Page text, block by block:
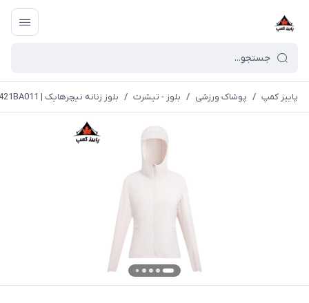
پاییز کمپ / پوشاک ورزشی / بلوز - تیشرت / بلوز زنانه نیچرهایک | CYY2421BA011